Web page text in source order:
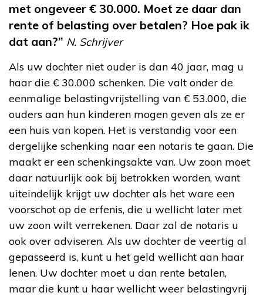
met ongeveer € 30.000. Moet ze daar dan
rente of belasting over betalen? Hoe pak ik
dat aan?” N. Schrijver
Als uw dochter niet ouder is dan 40 jaar, mag u
haar die € 30.000 schenken. Die valt onder de
eenmalige belastingvrijstelling van € 53.000, die
ouders aan hun kinderen mogen geven als ze er
een huis van kopen. Het is verstandig voor een
dergelijke schenking naar een notaris te gaan. Die
maakt er een schenkingsakte van. Uw zoon moet
daar natuurlijk ook bij betrokken worden, want
uiteindelijk krijgt uw dochter als het ware een
voorschot op de erfenis, die u wellicht later met
uw zoon wilt verrekenen. Daar zal de notaris u
ook over adviseren. Als uw dochter de veertig al
gepasseerd is, kunt u het geld wellicht aan haar
lenen. Uw dochter moet u dan rente betalen,
maar die kunt u haar wellicht weer belastingvrij